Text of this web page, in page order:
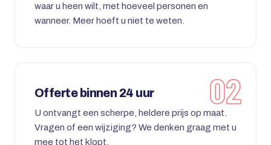
waar u heen wilt, met hoeveel personen en
wanneer. Meer hoeft u niet te weten.
Offerte binnen 24 uur
U ontvangt een scherpe, heldere prijs op maat.
Vragen of een wijziging? We denken graag met u
mee tot het klopt.